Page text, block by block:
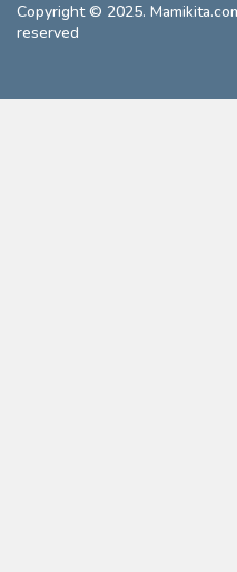
Copyright © 2025.
reserved